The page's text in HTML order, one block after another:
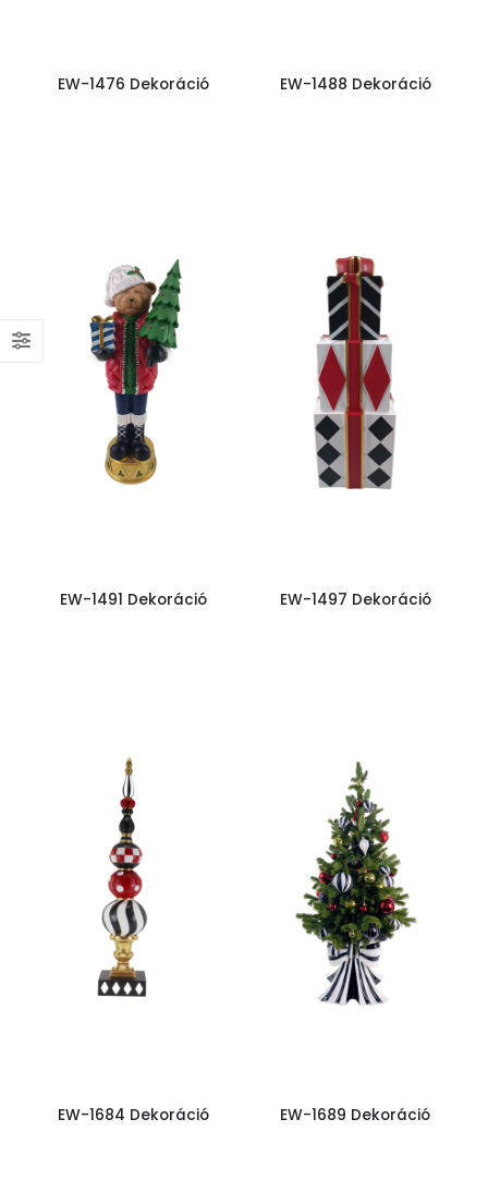
EW-1476 Dekoráció EW-1488 Dekoráció
EW-1491 Dekoráció EW-1497 Dekoráció
EW-1684 Dekoráció EW-1689 Dekoráció